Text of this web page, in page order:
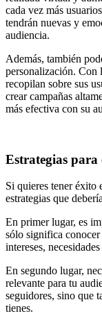
cada vez más
tendrán nuevas y
audiencia.
Además, también
personalización. Con
recopilan sobre sus
crear campañas
más efectiva con su
Estrategias para
Si quieres tener éxito
estrategias que
En primer lugar, es
sólo significa conocer
intereses,
En segundo lugar,
relevante para tu
seguidores, sino que
tienes.